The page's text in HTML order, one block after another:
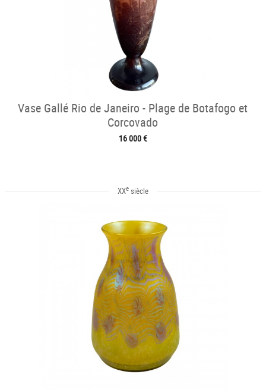
Vase Gallé Rio de Janeiro - Plage de Botafogo et
Corcovado
16 000 €
XXesiècle